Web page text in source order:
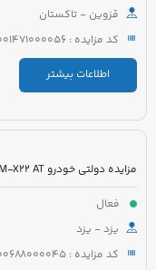
قزوین - تاکستان
کد مزایده : 5221001471000056
اطلاعات بیشتر
فعال
یزد - یزد
کد مزایده : 5221000688000045